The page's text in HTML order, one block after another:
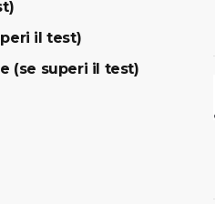
il test)
(se superi il test)